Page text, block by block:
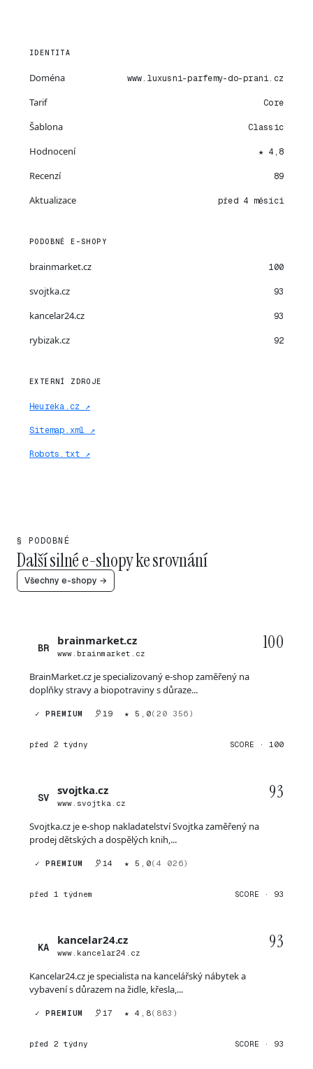
IDENTITA
Doména www.luxusni-parfemy-do-prani.cz
Tarif Core
Šablona Classic
Hodnocení ★ 4,8
Recenzí 89
Aktualizace před 4 měsíci
PODOBNÉ E-SHOPY
brainmarket.cz 100
svojtka.cz 93
kancelar24.cz 93
rybizak.cz 92
EXTERNÍ ZDROJE
Heureka.cz ↗
Sitemap.xml ↗
Robots.txt ↗
§ PODOBNÉ
Další silné e-shopy ke srovnání
Všechny e-shopy →
BR
brainmarket.cz
www.brainmarket.cz
100
BrainMarket.cz je specializovaný e-shop zaměřený na
doplňky stravy a biopotraviny s důraze...
✓ PREMIUM 19 ★ 5,0(20 356)
před 2 týdny SCORE · 100
SV
svojtka.cz
www.svojtka.cz
93
Svojtka.cz je e-shop nakladatelství Svojtka zaměřený na
prodej dětských a dospělých knih,...
✓ PREMIUM 14 ★ 5,0(4 026)
před 1 týdnem SCORE · 93
KA
kancelar24.cz
www.kancelar24.cz
93
Kancelar24.cz je specialista na kancelářský nábytek a
vybavení s důrazem na židle, křesla,...
✓ PREMIUM 17 ★ 4,8(883)
před 2 týdny SCORE · 93